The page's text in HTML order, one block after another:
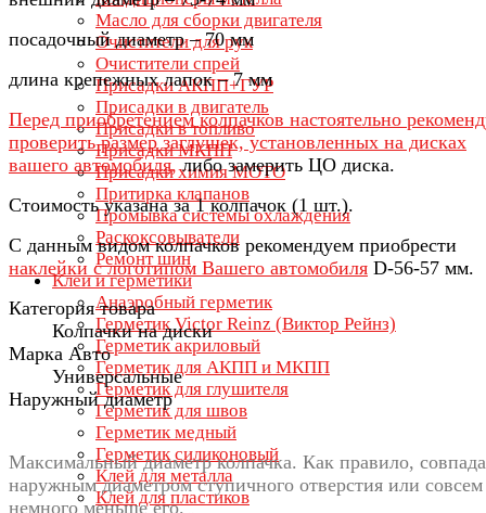
Масло для сборки двигателя
Очистители для рук
Очистители спрей
Присадки АКПП+ГУР
Присадки в двигатель
Присадки в топливо
Присадки МКПП
Присадки химия МОТО
Притирка клапанов
Промывка системы охлаждения
Раскоксовыватели
Ремонт шин
Клеи и герметики
Анаэробный герметик
Герметик Victor Reinz (Виктор Рейнз)
Герметик акриловый
Герметик для АКПП и МКПП
Герметик для глушителя
Герметик для швов
Герметик медный
Герметик силиконовый
Клей для металла
Клей для пластиков
посадочный диаметр – 70 мм
длина крепежных лапок – 7 мм
Перед приобретением колпачков настоятельно
проверить размер заглушек, установленных на дисках
вашего автомобиля,либо замерить ЦО диска.
Стоимость указана за 1 колпачок (1 шт.).
С данным видом колпачков рекомендуем приобрести
наклейки с логотипом Вашего автомобиля D-56-57 мм.
Категория товара
Колпачки на диски
Марка Авто
Универсальные
Наружный диаметр
Максимальный диаметр колпачка. Как правило,
наружным диаметром ступичного отверстия или совсем
немного меньше его.